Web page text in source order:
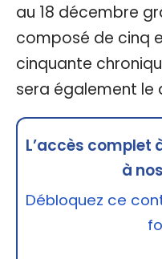
au 18 décembre
composé de cinq
cinquante
sera également le
L’accès complet
à
Débloquez ce